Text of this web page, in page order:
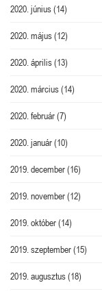
2020. június(14)
2020. május(12)
2020. április(13)
2020. március(14)
2020. február(7)
2020. január(10)
2019. december(16)
2019. november(12)
2019. október(14)
2019. szeptember(15)
2019. augusztus(18)